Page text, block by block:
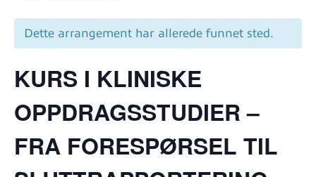
Dette arrangement har allerede funnet sted.
KURS I KLINISKE
OPPDRAGSSTUDIER –
FRA FORESPØRSEL TIL